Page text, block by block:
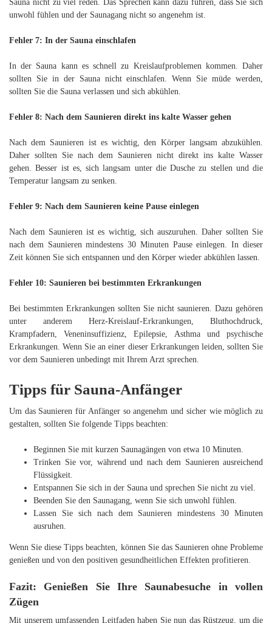
Sauna nicht zu viel reden. Das Sprechen kann dazu führen, dass Sie sich
unwohl fühlen und der Saunagang nicht so angenehm ist.
Fehler 7: In der Sauna einschlafen
In der Sauna kann es schnell zu Kreislaufproblemen kommen. Daher
sollten Sie in der Sauna nicht einschlafen. Wenn Sie müde werden,
sollten Sie die Sauna verlassen und sich abkühlen.
Fehler 8: Nach dem Saunieren direkt ins kalte Wasser gehen
Nach dem Saunieren ist es wichtig, den Körper langsam abzukühlen.
Daher sollten Sie nach dem Saunieren nicht direkt ins kalte Wasser
gehen. Besser ist es, sich langsam unter die Dusche zu stellen und die
Temperatur langsam zu senken.
Fehler 9: Nach dem Saunieren keine Pause einlegen
Nach dem Saunieren ist es wichtig, sich auszuruhen. Daher sollten Sie
nach dem Saunieren mindestens 30 Minuten Pause einlegen. In dieser
Zeit können Sie sich entspannen und den Körper wieder abkühlen lassen.
Fehler 10: Saunieren bei bestimmten Erkrankungen
Bei bestimmten Erkrankungen sollten Sie nicht saunieren. Dazu gehören
unter anderem Herz-Kreislauf-Erkrankungen, Bluthochdruck,
Krampfadern, Veneninsuffizienz, Epilepsie, Asthma und psychische
Erkrankungen. Wenn Sie an einer dieser Erkrankungen leiden, sollten Sie
vor dem Saunieren unbedingt mit Ihrem Arzt sprechen.
Tipps für Sauna-Anfänger
Um das Saunieren für Anfänger so angenehm und sicher wie möglich zu
gestalten, sollten Sie folgende Tipps beachten:
Beginnen Sie mit kurzen Saunagängen von etwa 10 Minuten.
Trinken Sie vor, während und nach dem Saunieren ausreichend
Flüssigkeit.
Entspannen Sie sich in der Sauna und sprechen Sie nicht zu viel.
Beenden Sie den Saunagang, wenn Sie sich unwohl fühlen.
Lassen Sie sich nach dem Saunieren mindestens 30 Minuten
ausruhen.
Wenn Sie diese Tipps beachten, können Sie das Saunieren ohne Probleme
genießen und von den positiven gesundheitlichen Effekten profitieren.
Fazit: Genießen Sie Ihre Saunabesuche in vollen
Zügen
Mit unserem umfassenden Leitfaden haben Sie nun das Rüstzeug, um die